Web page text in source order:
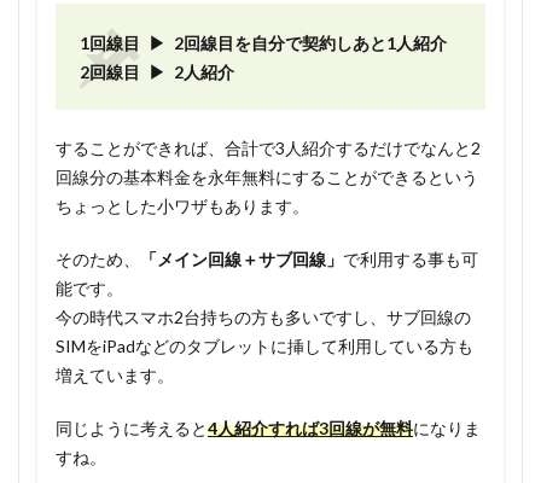
1回線目 ▶ 2回線目を自分で契約しあと1人紹介
2回線目 ▶ 2人紹介
することができれば、合計で3人紹介するだけでなんと2
回線分の基本料金を永年無料にすることができるという
ちょっとした小ワザもあります。
そのため、 「メイン回線＋サブ回線」 で利用する事も可
能です。
今の時代スマホ2台持ちの方も多いですし、サブ回線の
SIMをiPadなどのタブレットに挿して利用している方も
増えています。
同じように考えると4人紹介すれば3回線が無料になりま
すね。